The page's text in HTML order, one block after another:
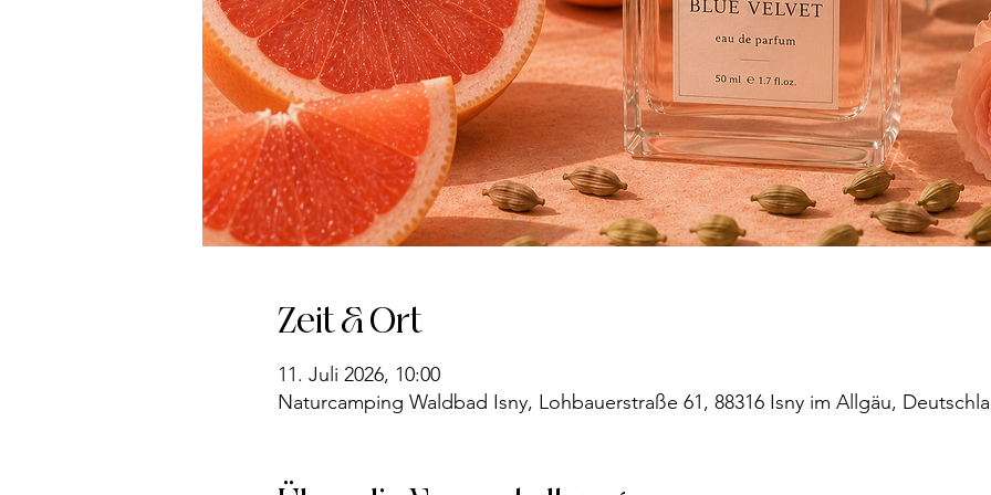
Zeit & Ort
11. Juli 2026, 10:00
Naturcamping Waldbad Isny, Lohbauerstraße 61, 88316 Isny im Allgäu,